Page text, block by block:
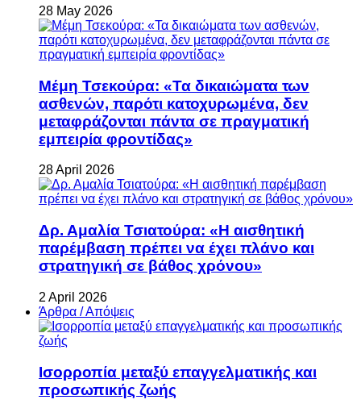
28 May 2026
Μέμη Τσεκούρα: «Τα δικαιώματα των
ασθενών, παρότι κατοχυρωμένα, δεν
μεταφράζονται πάντα σε πραγματική
εμπειρία φροντίδας»
28 April 2026
Δρ. Αμαλία Τσιατούρα: «Η αισθητική
παρέμβαση πρέπει να έχει πλάνο και
στρατηγική σε βάθος χρόνου»
2 April 2026
Άρθρα / Απόψεις
Ισορροπία μεταξύ επαγγελματικής και
προσωπικής ζωής